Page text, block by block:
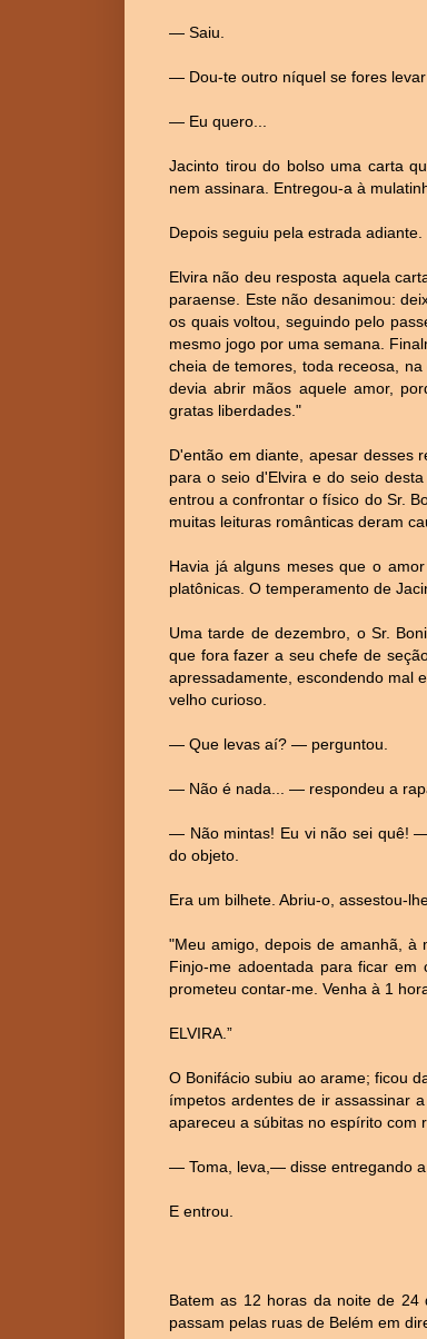
— Saiu.
— Dou-te outro níquel se fores
— Eu quero...
Jacinto tirou do bolso uma carta
nem assinara. Entregou-a à
Depois seguiu pela estrada adiante.
Elvira não deu resposta aquela
paraense. Este não desanimou:
os quais voltou, seguindo pelo
mesmo jogo por uma semana.
cheia de temores, toda receosa,
devia abrir mãos aquele amor,
gratas liberdades."
D'então em diante, apesar desses
para o seio d'Elvira e do seio
entrou a confrontar o físico do Sr.
muitas leituras românticas deram
Havia já alguns meses que o
platônicas. O temperamento de
Uma tarde de dezembro, o Sr.
que fora fazer a seu chefe de
apressadamente, escondendo mal
velho curioso.
— Que levas aí? — perguntou.
— Não é nada... — respondeu a
— Não mintas! Eu vi não sei quê!
do objeto.
Era um bilhete. Abriu-o, assestou-
"Meu amigo, depois de amanhã, à
Finjo-me adoentada para ficar
prometeu contar-me. Venha à 1
ELVIRA.”
O Bonifácio subiu ao arame; ficou
ímpetos ardentes de ir assassinar
apareceu a súbitas no espírito com
— Toma, leva,— disse entregando a
E entrou.
Batem as 12 horas da noite de 24
passam pelas ruas de Belém em